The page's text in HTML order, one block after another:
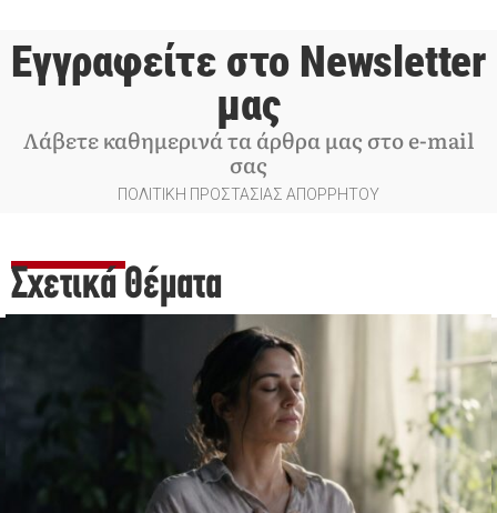
Εγγραφείτε στο Newsletter
μας
Λάβετε καθημερινά τα άρθρα μας στο e-mail
σας
ΠΟΛΙΤΙΚΗ ΠΡΟΣΤΑΣΙΑΣ ΑΠΟΡΡΗΤΟΥ
Σχετικά Θέματα